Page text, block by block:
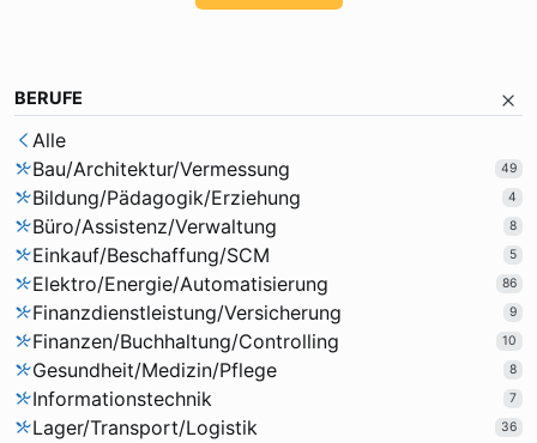
BERUFE
Alle
Bau/Architektur/Vermessung
49
Bildung/Pädagogik/Erziehung 4
Büro/Assistenz/Verwaltung 8
Einkauf/Beschaffung/SCM 5
Elektro/Energie/Automatisierung 86
Finanzdienstleistung/Versicherung 9
Finanzen/Buchhaltung/Controlling 10
Gesundheit/Medizin/Pflege 8
Informationstechnik 7
Lager/Transport/Logistik 36